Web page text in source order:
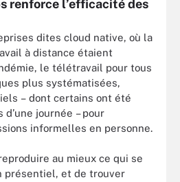
renforce l’efficacité des
dites cloud native, où la
à distance étaient
le télétravail pour tous
plus systématisées,
– dont certains ont été
journée – pour
informelles en personne.
au mieux ce qui se
présentiel, et de trouver